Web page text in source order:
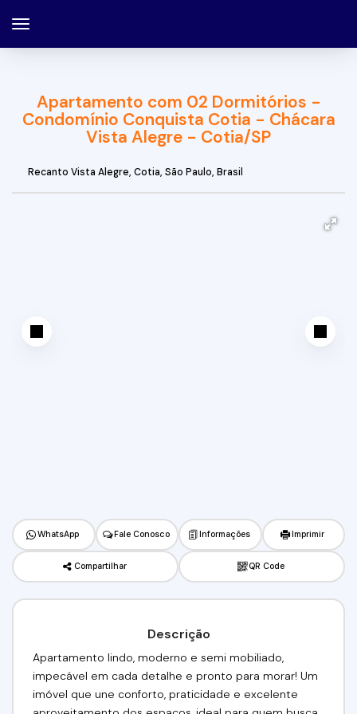
Apartamento com 02 Dormitórios -
Condomínio Conquista Cotia - Chácara
Vista Alegre - Cotia/SP
Recanto Vista Alegre, Cotia, São Paulo, Brasil
WhatsApp Fale Conosco Informações Imprimir
Compartilhar QR Code
Descrição
Apartamento lindo, moderno e semi mobiliado,
impecável em cada detalhe e pronto para morar! Um
imóvel que une conforto, praticidade e excelente